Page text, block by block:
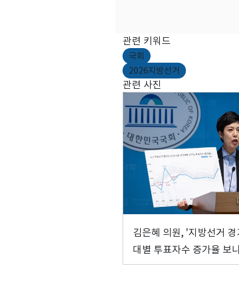
관련 키워드
국회
2026지방선거
관련 사진
김은혜 의원, '지방선거
대별 투표자수 증가율 보